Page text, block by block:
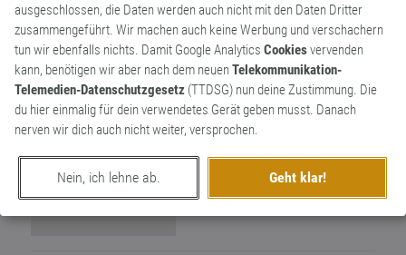
ausgeschlossen, die Daten werden auch nicht mit den Daten Dritter
zusammengeführt. Wir machen auch keine Werbung und verschachern
tun wir ebenfalls nichts. Damit Google Analytics Cookiesvervenden
kann, benötigen wir aber nach dem neuenTelekommunikation-
Telemedien-Datenschutzgesetz (TTDSG) nun deine Zustimmung. Die
du hier einmalig für dein verwendetes Gerät geben musst. Danach
nerven wir dich auch nicht weiter, versprochen.
Nein, ich lehne ab. Geht klar!
Wortkünstler
Evolutionsbremse
0
0